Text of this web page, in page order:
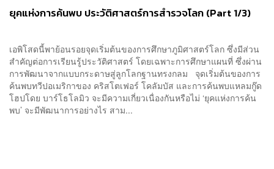
ยุคแห่งการค้นพบ ประวัติศาสตร์การสำรวจโลก (Part 1/3)
เอพิโสดนี้พาย้อนรอยจุดเริ่มต้นของการศึกษาภูมิศาสตร์โลก ซึ่งมีส่วน
สำคัญต่อการเรียนรู้ประวัติศาสตร์ โดยเฉพาะการศึกษาแผนที่ ซึ่งผ่าน
การพัฒนาจากแบบกระดาษสู่ลูกโลกฐานทรงกลม จุดเริ่มต้นของการ
ค้นพบทวีปอเมริกาของ คริสโตเฟอร์ โคลัมบัส และการค้นพบแหลมกู๊ด
โฮปโดย บาร์โธโลมิว จะมีความเกี่ยวเนื่องกันหรือไม่ ‘ยุคแห่งการค้น
พบ’ จะมีพัฒนาการอย่างไร สาม...